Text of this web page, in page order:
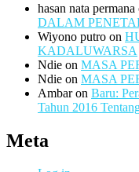
hasan nata permana
DALAM
Wiyono putro on
KADALUWARSA
Ndie on MASA
Ndie on MASA
Ambaron Baru:
Tahun 2016
Meta